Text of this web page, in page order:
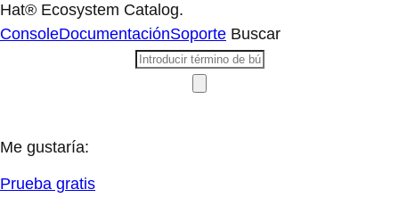
Hat® Ecosystem Catalog.
ConsoleDocumentaciónSoporte Buscar
Me gustaría:
Prueba gratis